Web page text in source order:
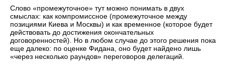
Слово «промежуточное» тут можно понимать в двух
смыслах: как компромиссное (промежуточное между
позициями Киева и Москвы) и как временное (которое будет
действовать до достижения окончательных
договоренностей). Но в любом случае до этого решения пока
еще далеко: по оценке Фидана, оно будет найдено лишь
«через несколько раундов» переговоров делегаций.